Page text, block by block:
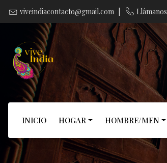
viveindiacontacto@gmail.com
INICIO HOGAR HOMBRE/MEN